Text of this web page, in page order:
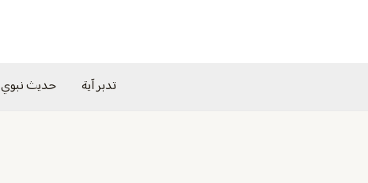
تدبر آية حديث نبوي